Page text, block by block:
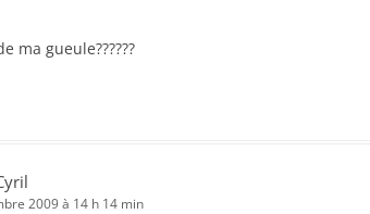
ma gueule??????
2009 à 14 h 14 min